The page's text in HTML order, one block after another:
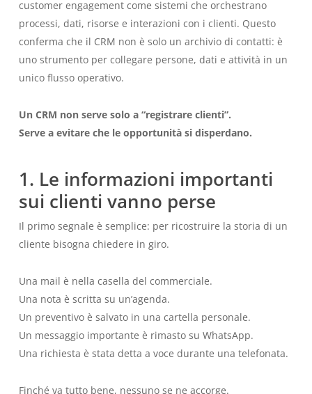
customer engagement come sistemi che orchestrano
processi, dati, risorse e interazioni con i clienti. Questo
conferma che il CRM non è solo un archivio di contatti: è
uno strumento per collegare persone, dati e attività in un
unico flusso operativo.
Un CRM non serve solo a “registrare clienti”.
Serve a evitare che le opportunità si disperdano.
1. Le informazioni importanti
sui clienti vanno perse
Il primo segnale è semplice: per ricostruire la storia di un
cliente bisogna chiedere in giro.
Una mail è nella casella del commerciale.
Una nota è scritta su un’agenda.
Un preventivo è salvato in una cartella personale.
Un messaggio importante è rimasto su WhatsApp.
Una richiesta è stata detta a voce durante una telefonata.
Finché va tutto bene, nessuno se ne accorge.